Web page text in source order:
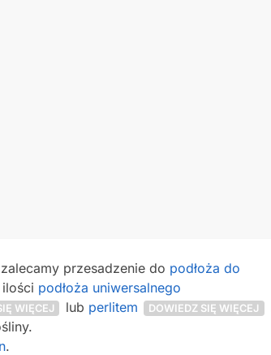
przesadzenie do podłoża do
podłoża uniwersalnego
WIĘCEJ lub perlitem DOWIEDZ SIĘ WIĘCEJ
.